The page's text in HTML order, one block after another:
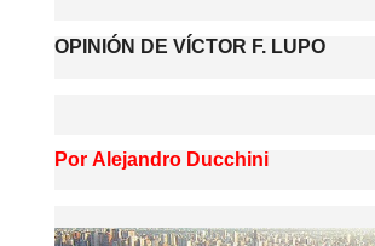
OPINIÓN DE VÍCTOR F. LUPO
Por Alejandro Ducchini